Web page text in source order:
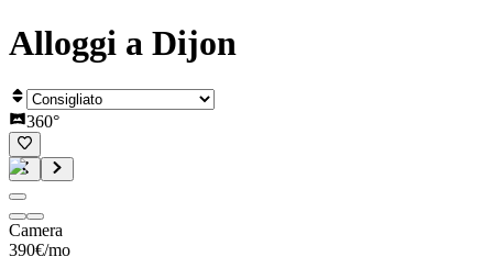
Alloggi a Dijon
360°
Camera
390€/mo